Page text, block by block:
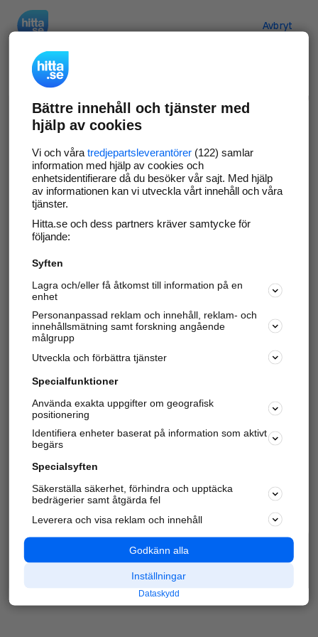
Avbryt
Verifiera ditt företag
Gör som 69 574företag
företagssida på hitta.se och syns bättre mot
kunder i ditt närområde. Helt kostnadsfritt.
Uppdatera din företagsinformation
Svara på och hantera dina omdömen
Har du redan verifierat ditt företag? Logga in
Varje vecka besöker du och4 miljoner
andra
härliga användare oss för att hitta rätt lokal
information om företag, privatpersoner och
platser.
Bättre innehåll och tjänster med
hjälp av cookies
Vi och våra tredjepartsleverantörer(122) samlar
information med hjälp av cookies och
enhetsidentifierare då du besöker vår sajt. Med hjälp
av informationen kan vi utveckla vårt innehåll och våra
tjänster.
Hitta.se och dess partners kräver samtycke för
följande:
Syften
Lagra och/eller få åtkomst till information på en
enhet
Personanpassad reklam och innehåll, reklam- och
innehållsmätning samt forskning angående
målgrupp
Utveckla och förbättra tjänster
Specialfunktioner
Använda exakta uppgifter om geografisk
positionering
Identifiera enheter baserat på information som aktivt
begärs
Specialsyften
Säkerställa säkerhet, förhindra och upptäcka
bedrägerier samt åtgärda fel
Leverera och visa reklam och innehåll
Godkänn alla
Inställningar
Dataskydd